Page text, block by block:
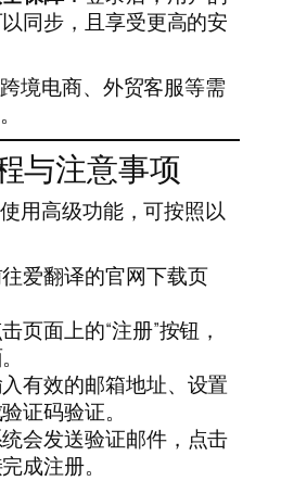
同步，且享受更高的安
境电商、外贸客服等需
与注意事项
用高级功能，可按照以
往爱翻译的官网下载页
页面上的“注册”按钮，
有效的邮箱地址、设置
证码验证。
会发送验证邮件，点击
成注册。